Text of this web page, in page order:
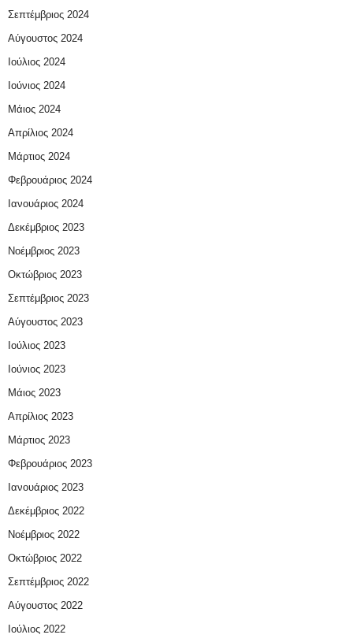
Σεπτέμβριος 2024
Αύγουστος 2024
Ιούλιος 2024
Ιούνιος 2024
Μάιος 2024
Απρίλιος 2024
Μάρτιος 2024
Φεβρουάριος 2024
Ιανουάριος 2024
Δεκέμβριος 2023
Νοέμβριος 2023
Οκτώβριος 2023
Σεπτέμβριος 2023
Αύγουστος 2023
Ιούλιος 2023
Ιούνιος 2023
Μάιος 2023
Απρίλιος 2023
Μάρτιος 2023
Φεβρουάριος 2023
Ιανουάριος 2023
Δεκέμβριος 2022
Νοέμβριος 2022
Οκτώβριος 2022
Σεπτέμβριος 2022
Αύγουστος 2022
Ιούλιος 2022